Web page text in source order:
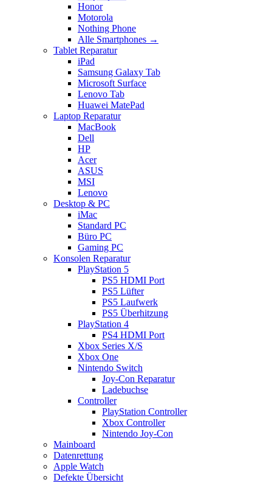
Honor
Motorola
Nothing Phone
Alle Smartphones →
Tablet Reparatur
iPad
Samsung Galaxy Tab
Microsoft Surface
Lenovo Tab
Huawei MatePad
Laptop Reparatur
MacBook
Dell
HP
Acer
ASUS
MSI
Lenovo
Desktop & PC
iMac
Standard PC
Büro PC
Gaming PC
Konsolen Reparatur
PlayStation 5
PS5 HDMI Port
PS5 Lüfter
PS5 Laufwerk
PS5 Überhitzung
PlayStation 4
PS4 HDMI Port
Xbox Series X/S
Xbox One
Nintendo Switch
Joy-Con Reparatur
Ladebuchse
Controller
PlayStation Controller
Xbox Controller
Nintendo Joy-Con
Mainboard
Datenrettung
Apple Watch
Defekte Übersicht